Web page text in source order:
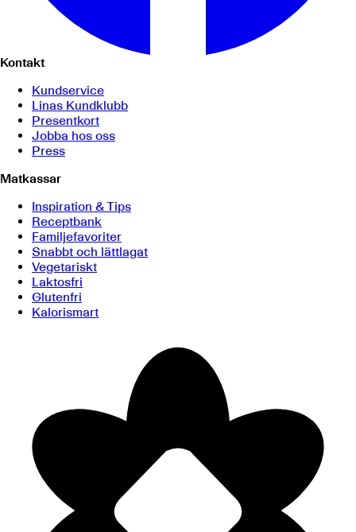
Kontakt
Kundservice
Linas Kundklubb
Presentkort
Jobba hos oss
Press
Matkassar
Inspiration & Tips
Receptbank
Familjefavoriter
Snabbt och lättlagat
Vegetariskt
Laktosfri
Glutenfri
Kalorismart